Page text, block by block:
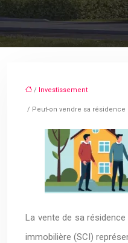
/ Investissement
/ Peut-on vendre sa résidence
La vente de sa
immobilière (SCI)